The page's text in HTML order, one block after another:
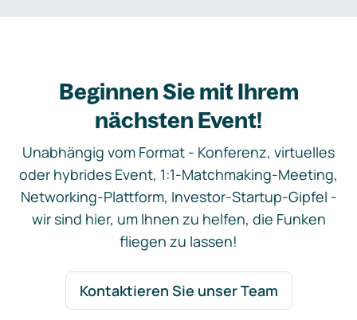
Beginnen Sie mit Ihrem
nächsten Event!
Unabhängig vom Format - Konferenz, virtuelles
oder hybrides Event, 1:1-Matchmaking-Meeting,
Networking-Plattform, Investor-Startup-Gipfel -
wir sind hier, um Ihnen zu helfen, die Funken
fliegen zu lassen!
Kontaktieren Sie unser Team